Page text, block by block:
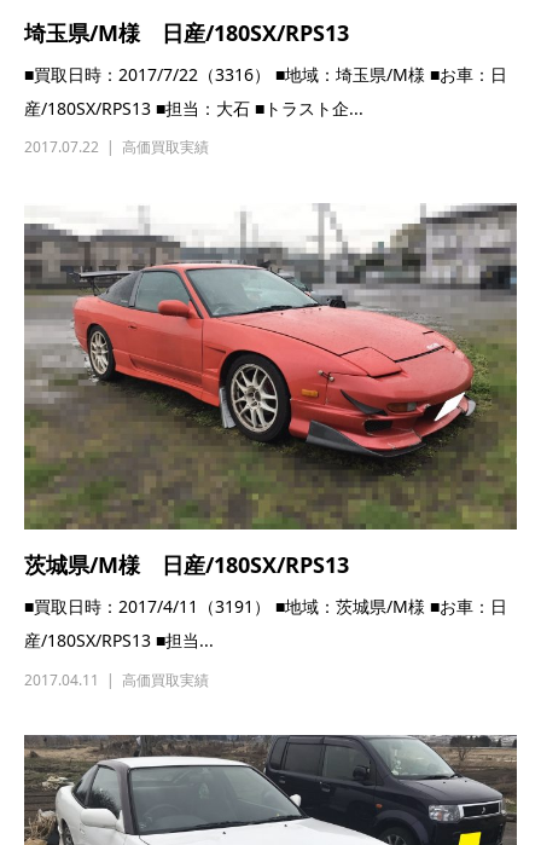
埼玉県/M様 日産/180SX/RPS13
■買取日時：2017/7/22（3316） ■地域：埼玉県/M様 ■お車：日
産/180SX/RPS13 ■担当：大石 ■トラスト企...
2017.07.22 高価買取実績
茨城県/M様 日産/180SX/RPS13
■買取日時：2017/4/11（3191） ■地域：茨城県/M様 ■お車：日
産/180SX/RPS13 ■担当...
2017.04.11 高価買取実績